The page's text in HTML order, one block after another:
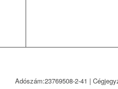
Adószám:23769508-2-41 |